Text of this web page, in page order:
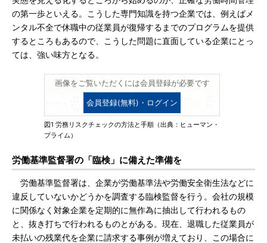
の第一歩といえる。こうした専門知識を持つ企業では、例えばメ
ンタル不全で休職中の従業員が復帰するまでのプログラムを提供
するところもあるので、こうした問題に直面している企業にとっ
ては、強い味方となる。
画像をご覧いただくには会員登録が必要です
会員登録(無料)・ログイン
図1 労務リスクチェックの方法と手順（出典：ヒューマン・
プライム）
労働基準監督署の「臨検」に備えた準備を
労働基準監督署は、企業が労働基準法や労働安全衛生法などに
違反していないかどうかを調査する臨検監督を行う。会社の規模
に関係なく対象企業を定期的に無作為に抽出して行われるもの
と、抜き打ちで行われるものとがある。現在、退職した従業員が
未払いの残業代を企業に請求する事例が増えており、この場合に